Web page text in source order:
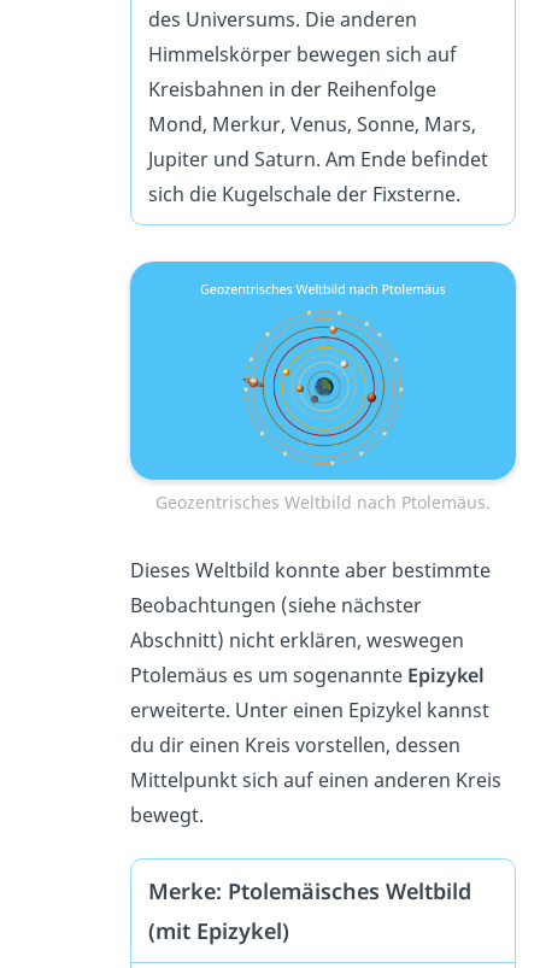
des Universums. Die anderen
Himmelskörper bewegen sich auf
Kreisbahnen in der Reihenfolge
Mond, Merkur, Venus, Sonne, Mars,
Jupiter und Saturn. Am Ende befindet
sich die Kugelschale der Fixsterne.
Geozentrisches Weltbild nach Ptolemäus.
Dieses Weltbild konnte aber bestimmte
Beobachtungen (siehe nächster
Abschnitt) nicht erklären, weswegen
Ptolemäus es um sogenannte Epizykel
erweiterte. Unter einen Epizykel kannst
du dir einen Kreis vorstellen, dessen
Mittelpunkt sich auf einen anderen Kreis
bewegt.
Merke: Ptolemäisches Weltbild
(mit Epizykel)